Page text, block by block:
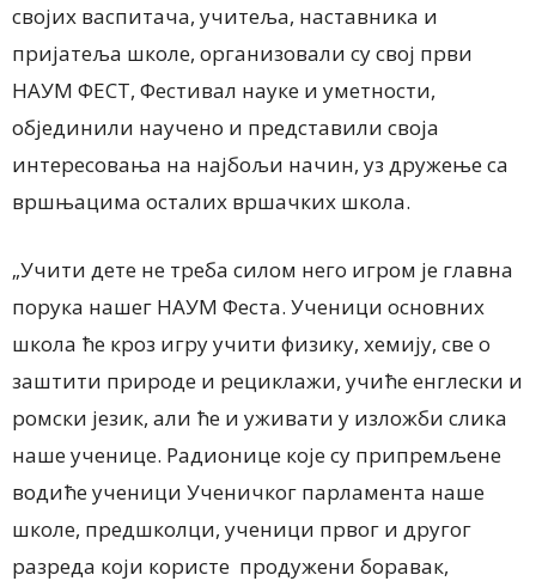
својих васпитача, учитеља, наставника и
пријатеља школе, организовали су свој први
НАУМ ФЕСТ, Фестивал науке и уметности,
објединили научено и представили своја
интересовања на најбољи начин, уз дружење са
вршњацима осталих вршачких школа.
„Учити дете не треба силом него игром је главна
порука нашег НАУМ Феста. Ученици основних
школа ће кроз игру учити физику, хемију, све о
заштити природе и рециклажи, учиће енглески и
ромски језик, али ће и уживати у изложби слика
наше ученице. Радионице које су припремљене
водиће ученици Ученичког парламента наше
школе, предшколци, ученици првог и другог
разреда који користе продужени боравак,